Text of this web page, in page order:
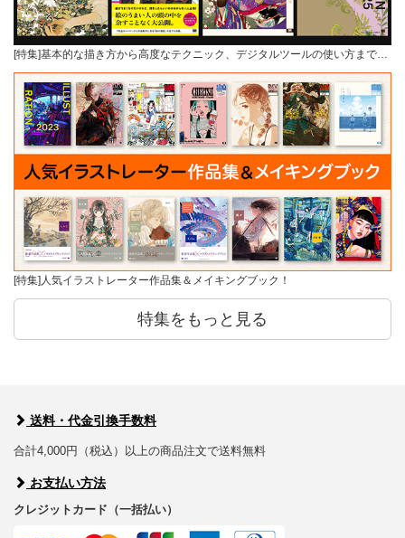
[特集]基本的な描き方から高度なテクニック、デジタルツールの使い方まで…
[特集]人気イラストレーター作品集＆メイキングブック！
特集をもっと見る
送料・代金引換手数料
合計4,000円（税込）以上の商品注文で送料無料
お支払い方法
クレジットカード（一括払い）